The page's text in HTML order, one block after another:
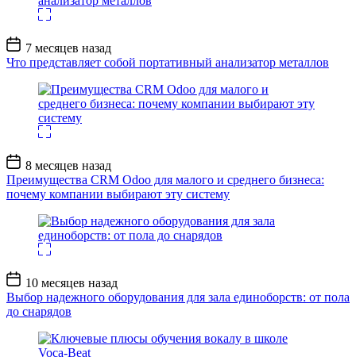
Дата
записи
7 месяцев назад
Что представляет собой портативный анализатор металлов
Дата
записи
8 месяцев назад
Преимущества CRM Odoo для малого и среднего бизнеса:
почему компании выбирают эту систему
Дата
записи
10 месяцев назад
Выбор надежного оборудования для зала единоборств: от пола
до снарядов